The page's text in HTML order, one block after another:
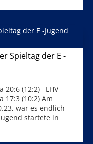
Spieltag der E -
20:6 (12:2) LHV
17:3 (10:2) Am
war es endlich
startete in